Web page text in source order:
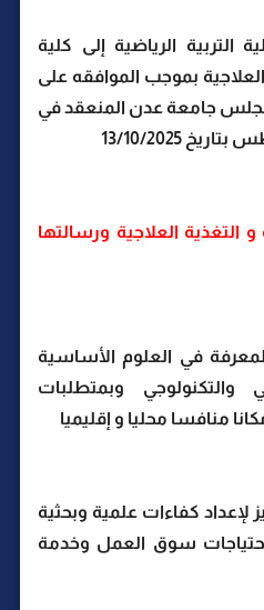
الرياضية إلى كلية
العلاجية بموجب الموافقه على
جامعة عدن المنعقد في
13/10/2025
و التغذية العلاجية ورسالتها
في العلوم الأساسية
والتكنولوجي وبمتطلبات
منافسا محليا و إقليميا
لإعداد كفاءات علمية وبحثية
سوق العمل وخدمة